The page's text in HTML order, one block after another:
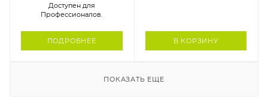
Доступен для
Профессионалов.
ПОДРОБНЕЕ В КОРЗИНУ
ПОКАЗАТЬ ЕЩЕ